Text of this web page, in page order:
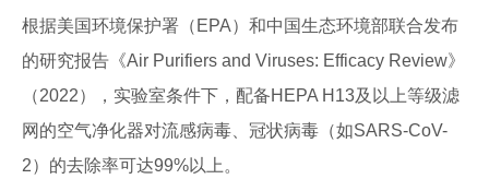
根据美国环境保护署（EPA）和中国生态环境部联合发布
的研究报告《Air Purifiers and Viruses: Efficacy Review》
（2022），实验室条件下，配备HEPA H13及以上等级滤
网的空气净化器对流感病毒、冠状病毒（如SARS-CoV-
2）的去除率可达99%以上。